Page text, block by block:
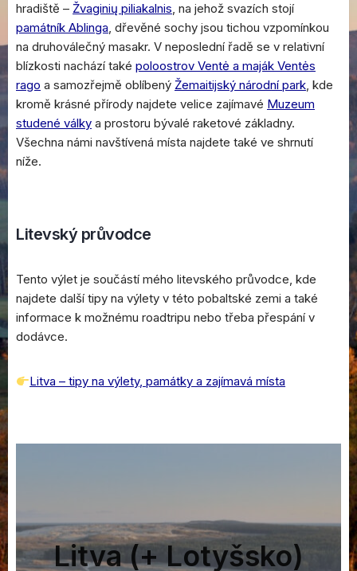
hradiště – Žvaginių piliakalnis, na jehož svazích stojí
památník Ablinga, dřevěné sochy jsou tichou vzpomínkou
na druhoválečný masakr. V neposlední řadě se v relativní
blízkosti nachází také poloostrov Ventė a maják Ventės
rago a samozřejmě oblíbený Žemaitijský národní park, kde
kromě krásné přírody najdete velice zajímavé Muzeum
studené války a prostoru bývalé raketové základny.
Všechna námi navštívená místa najdete také ve shrnutí
níže.
Litevský průvodce
Tento výlet je součástí mého litevského průvodce, kde
najdete další tipy na výlety v této pobaltské zemi a také
informace k možnému roadtripu nebo třeba přespání v
dodávce.
Litva – tipy na výlety, památky a zajímavá místa
Litva (+ Lotyšsko)